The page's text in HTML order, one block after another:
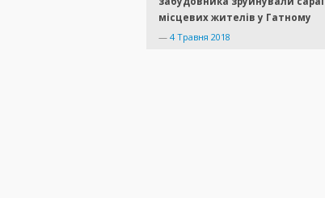
місцевих жителів у Гатному
— 4 Травня 2018